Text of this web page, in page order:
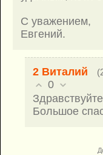
С уважением,
Евгений.
2 Виталий
0
Большое